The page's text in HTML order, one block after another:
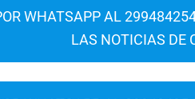
WHATSAPP AL
LAS NOTICIAS DE